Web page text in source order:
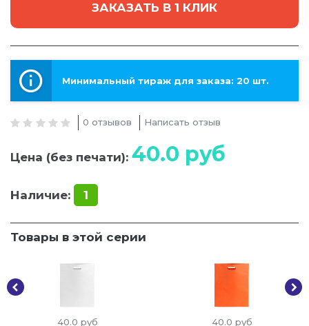
ЗАКАЗАТЬ В 1 КЛИК
Минимальный тираж для заказа: 20 шт.
0 отзывов Написать отзыв
Цена (без печати): 40.0 руб
Наличие: 1
Товары в этой серии
40.0 руб 40.0 руб